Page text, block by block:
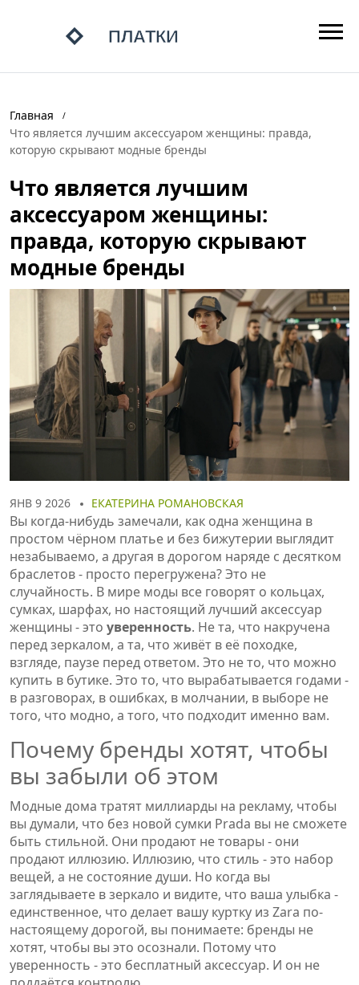
Главная
Что является лучшим аксессуаром женщины: правда,
которую скрывают модные бренды
Что является лучшим
аксессуаром женщины:
правда, которую скрывают
модные бренды
ЯНВ 9 2026 ЕКАТЕРИНА РОМАНОВСКАЯ
Вы когда-нибудь замечали, как одна женщина в
простом чёрном платье и без бижутерии выглядит
незабываемо, а другая в дорогом наряде с десятком
браслетов - просто перегружена? Это не
случайность. В мире моды все говорят о кольцах,
сумках, шарфах, но настоящий лучший аксессуар
женщины - это уверенность. Не та, что накручена
перед зеркалом, а та, что живёт в её походке,
взгляде, паузе перед ответом. Это не то, что можно
купить в бутике. Это то, что вырабатывается годами -
в разговорах, в ошибках, в молчании, в выборе не
того, что модно, а того, что подходит именно вам.
Почему бренды хотят, чтобы
вы забыли об этом
Модные дома тратят миллиарды на рекламу, чтобы
вы думали, что без новой сумки Prada вы не сможете
быть стильной. Они продают не товары - они
продают иллюзию. Иллюзию, что стиль - это набор
вещей, а не состояние души. Но когда вы
заглядываете в зеркало и видите, что ваша улыбка -
единственное, что делает вашу куртку из Zara по-
настоящему дорогой, вы понимаете: бренды не
хотят, чтобы вы это осознали. Потому что
уверенность - это бесплатный аксессуар. И он не